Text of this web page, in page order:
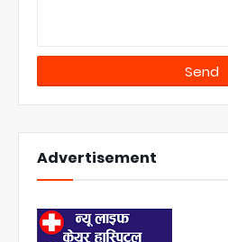
Advertisement